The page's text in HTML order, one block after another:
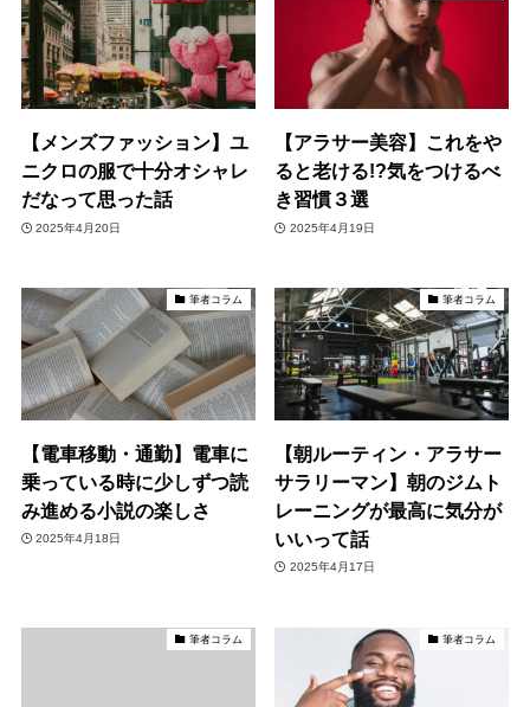
【メンズファッション】ユ
ニクロの服で十分オシャレ
だなって思った話
2025年4月20日
【アラサー美容】これをや
ると老ける!?気をつけるべ
き習慣３選
2025年4月19日
筆者コラム
【電車移動・通勤】電車に
乗っている時に少しずつ読
み進める小説の楽しさ
2025年4月18日
筆者コラム
【朝ルーティン・アラサー
サラリーマン】朝のジムト
レーニングが最高に気分が
いいって話
2025年4月17日
筆者コラム 筆者コラム